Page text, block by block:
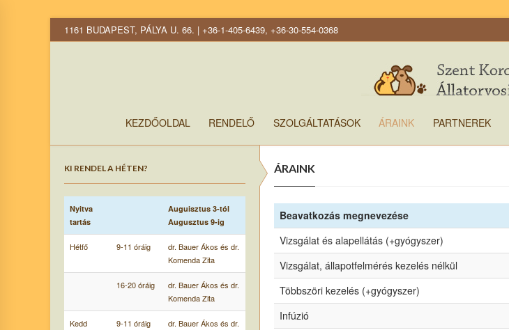
1161 BUDAPEST, PÁLYA U. 66. | +36-1-405-6439, +36-30-554-0368
KEZDŐOLDAL RENDELŐ SZOLGÁLTATÁSOK ÁRAINK PARTNEREK
KI RENDEL A HÉTEN?
Nyitva
tartás
Auguisztus 3-tól
Augusztus 9-ig
Hétfő 9-11 óráig
dr. Bauer Ákos és dr.
Komenda Zita
16-20 óráig
dr. Bauer Ákos és dr.
Komenda Zita
Kedd 9-11 óráig
dr. Bauer Ákos és dr.
ÁRAINK
Beavatkozás megnevezése
Vizsgálat és alapellátás (+gyógyszer)
Vizsgálat, állapotfelmérés kezelés nélkül
Többszöri kezelés (+gyógyszer)
Infúzió